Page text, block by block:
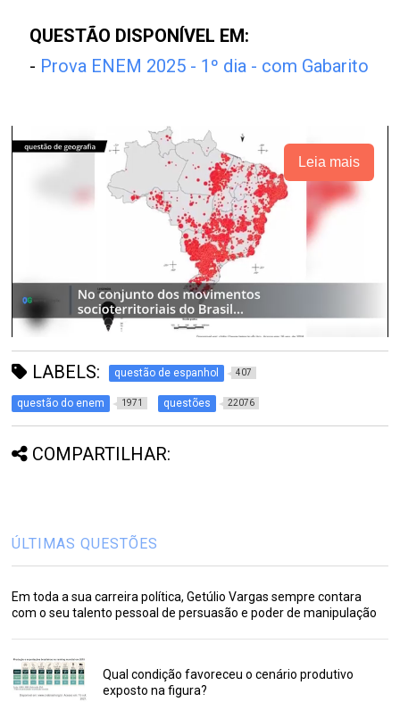
QUESTÃO DISPONÍVEL EM:
- Prova ENEM 2025 - 1º dia - com Gabarito
Leia mais
LABELS: questão de espanhol 407
questão do enem 1971 questões 22076
COMPARTILHAR:
ÚLTIMAS QUESTÕES
Em toda a sua carreira política, Getúlio Vargas sempre contara
com o seu talento pessoal de persuasão e poder de manipulação
Qual condição favoreceu o cenário produtivo
exposto na figura?